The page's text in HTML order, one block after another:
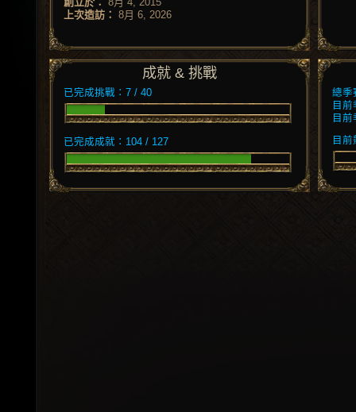
上次造訪： 8月 6, 2026
成就 & 挑戰
已完成挑戰：7 / 40
已完成成就：104 / 127
總季
目
目
目